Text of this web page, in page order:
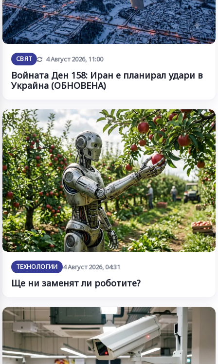
СВЯТ Обновена
4 Август 2026, 11:00
Войната Ден 158: Иран е планирал удари в
Украйна (ОБНОВЕНА)
ТЕХНОЛОГИИ 4 Август 2026, 04:31
Ще ни заменят ли роботите?